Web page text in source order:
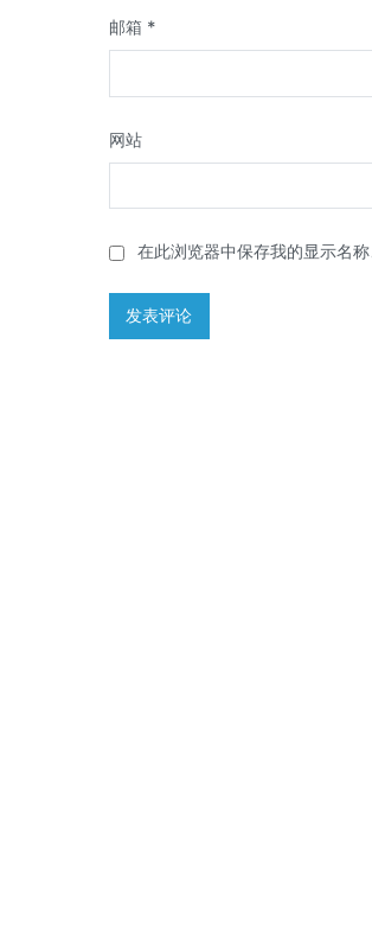
邮箱 *
网站
在此浏览器中保存我的显示名